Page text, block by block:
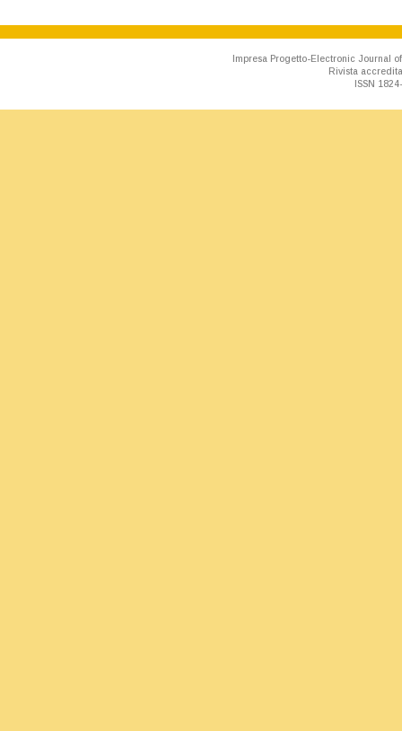
Impresa Progetto-Electronic Journal
Rivista
ISSN